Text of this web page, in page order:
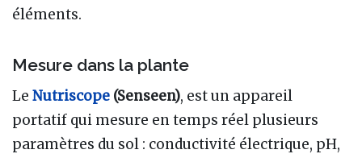
éléments.
Mesure dans la plante
Le Nutriscope (Senseen), est un appareil
portatif qui mesure en temps réel plusieurs
paramètres du sol : conductivité électrique, pH,